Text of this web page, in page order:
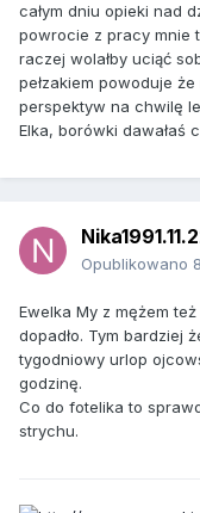
całym dniu opieki nad
powrocie z pracy mnie
raczej wolałby uciąć
pełzakiem powoduje
perspektyw na chwilę
Elka, borówki dawałaś
Opublikowano
Ewelka My z mężem
dopadło. Tym bardziej
tygodniowy urlop
godzinę.
Co do fotelika to
strychu.